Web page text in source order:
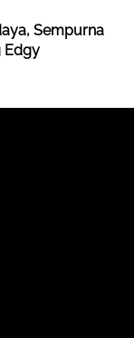
Sempurna
Edgy